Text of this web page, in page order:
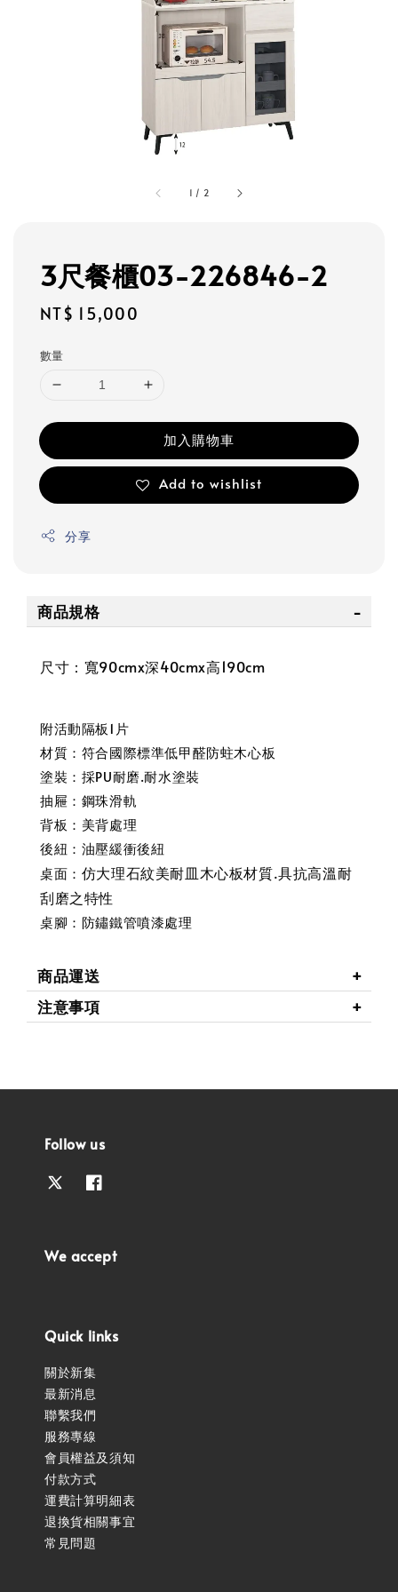
1 / 2
3尺餐櫃03-226846-2
Regular
NT$ 15,000
數量
加入購物車
Add to wishlist
分享
商品規格
尺寸：寬90cmx深40cmx高190cm
附活動隔板1片
材質：符合國際標準低甲醛防蛀木心板
塗裝：採PU耐磨.耐水塗裝
抽屜：鋼珠滑軌
背板：美背處理
後紐：油壓緩衝後紐
桌面： 仿大理石紋美耐皿木心板材質.具抗高溫耐
刮磨之特性
桌腳：防鏽鐵管噴漆處理
商品運送
注意事項
Follow us
We accept
Quick links
關於新集
最新消息
聯繫我們
服務專線
會員權益及須知
付款方式
運費計算明細表
退換貨相關事宜
常見問題